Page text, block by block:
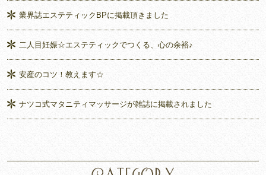
業界誌エステティックBPに掲載頂きました
二人目妊娠☆エステティックでつくる、心の余裕♪
安産のコツ！教えます☆
ナツコ式マタニティマッサージが雑誌に掲載されました